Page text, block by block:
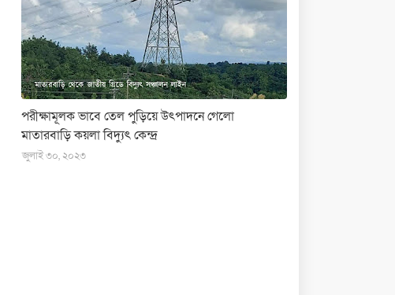
পরীক্ষামূলক ভাবে তেল পুড়িয়ে উৎপাদনে গেলো
মাতারবাড়ি কয়লা বিদ্যুৎ কেন্দ্র
জুলাই ৩০, ২০২৩